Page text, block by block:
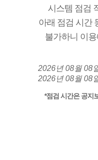
시스템 점검
아래 점검 시간
불가하니 이
2026년 08월 08
2026년 08월 08
*점검 시간은 공지